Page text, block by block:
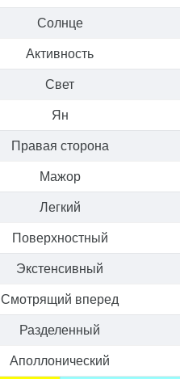
Солнце
Активность
Свет
Ян
Правая сторона
Мажор
Легкий
Поверхностный
Экстенсивный
Смотрящий вперед
Разделенный
Аполлонический